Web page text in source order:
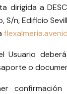
dirigida a
S/n, Edificio
Usuario
o